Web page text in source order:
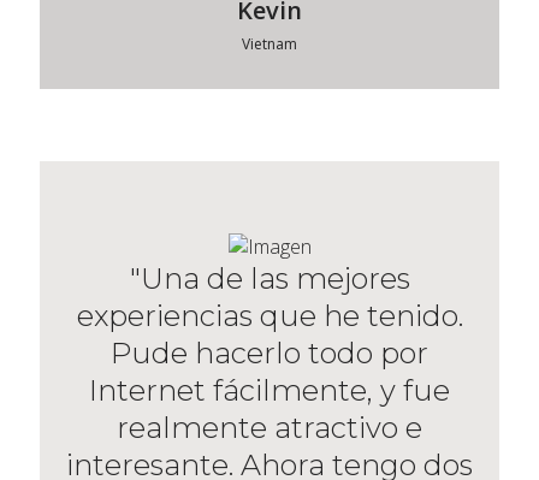
Kevin
Vietnam
"Una de las mejores
experiencias que he tenido.
Pude hacerlo todo por
Internet fácilmente, y fue
realmente atractivo e
interesante. Ahora tengo dos